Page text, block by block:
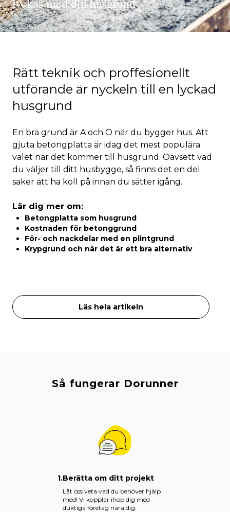
Rätt teknik och proffesionellt
utförande är nyckeln till en lyckad
husgrund
En bra grund är A och O när du bygger hus. Att
gjuta betongplatta är idag det mest populära
valet när det kommer till husgrund. Oavsett vad
du väljer till ditt husbygge, så finns det en del
saker att ha koll på innan du sätter igång.
Lär dig mer om:
Betongplatta som husgrund
Kostnaden för betonggrund​
För- och nackdelar med en plintgrund
Krypgrund och när det är ett bra alternativ
Läs hela artikeln
Så fungerar Dorunner
1.Berätta om ditt projekt
Låt oss veta vad du behöver hjälp
med! Vi kopplar ihop dig med
duktiga företag nära dig.